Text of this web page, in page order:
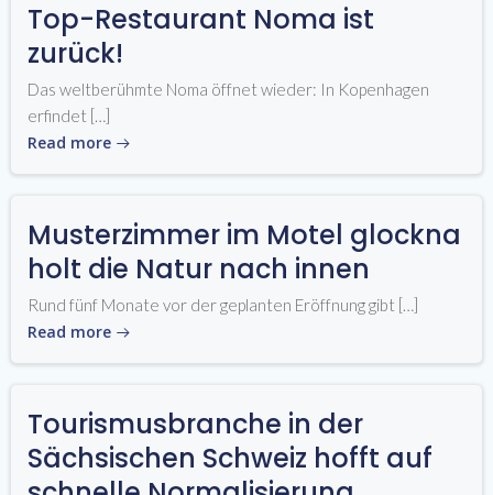
Top-Restaurant Noma ist
zurück!
Das weltberühmte Noma öffnet wieder: In Kopenhagen
erfindet […]
Read more
Musterzimmer im Motel glockna
holt die Natur nach innen
Rund fünf Monate vor der geplanten Eröffnung gibt […]
Read more
Tourismusbranche in der
Sächsischen Schweiz hofft auf